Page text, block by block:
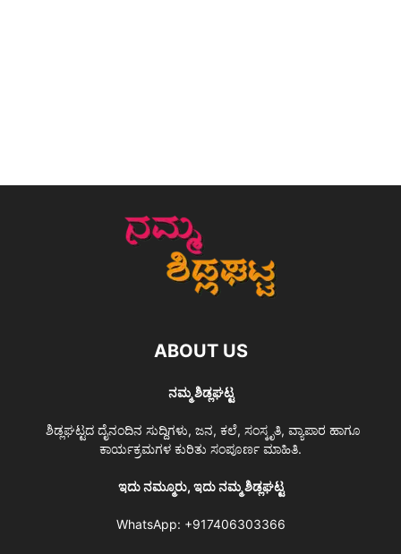
ABOUT US
ನಮ್ಮ ಶಿಡ್ಲಘಟ್ಟ
ಶಿಡ್ಲಘಟ್ಟದ ದೈನಂದಿನ ಸುದ್ದಿಗಳು, ಜನ, ಕಲೆ, ಸಂಸ್ಕೃತಿ, ವ್ಯಾಪಾರ ಹಾಗೂ
ಕಾರ್ಯಕ್ರಮಗಳ ಕುರಿತು ಸಂಪೂರ್ಣ ಮಾಹಿತಿ.
ಇದು ನಮ್ಮೂರು, ಇದು ನಮ್ಮ ಶಿಡ್ಲಘಟ್ಟ
WhatsApp: +917406303366